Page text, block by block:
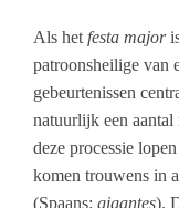
Als het festa major
patroonsheilige van
gebeurtenissen
natuurlijk een aantal
deze processie
komen trouwens in
(Spaans: gigantes).